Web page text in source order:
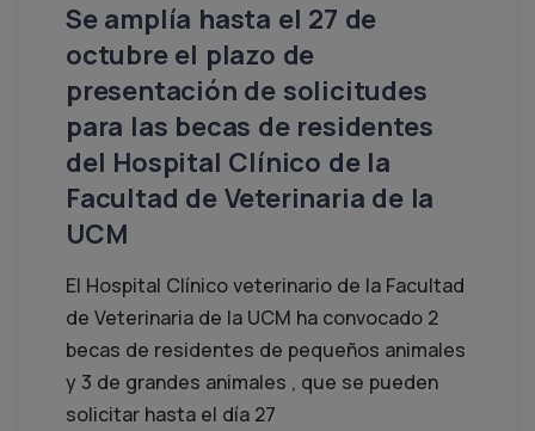
Se amplía hasta el 27 de
octubre el plazo de
presentación de solicitudes
para las becas de residentes
del Hospital Clínico de la
Facultad de Veterinaria de la
UCM
El Hospital Clínico veterinario de la Facultad
de Veterinaria de la UCM ha convocado 2
becas de residentes de pequeños animales
y 3 de grandes animales , que se pueden
solicitar hasta el día 27